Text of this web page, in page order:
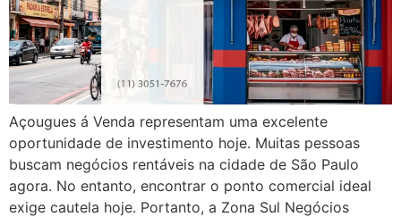
Açougues á Venda representam uma excelente
oportunidade de investimento hoje. Muitas pessoas
buscam negócios rentáveis na cidade de São Paulo
agora. No entanto, encontrar o ponto comercial ideal
exige cautela hoje. Portanto, a Zona Sul Negócios